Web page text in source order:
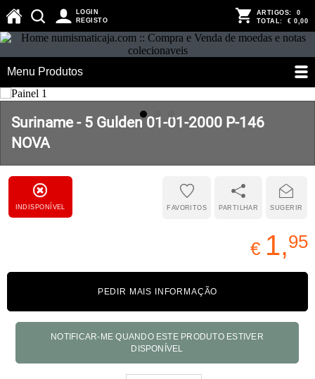
LOGIN
REGISTO
ARTIGOS: 0
TOTAL: € 0,00
Menu Produtos
Suriname - 5 Gulden 01-01-2000 P-146
NOVA
INDISPONÍVEL SUGERIR
PARTILHAR
FAVORITOS
€ 1,95
PEDIR MAIS INFORMAÇÃO